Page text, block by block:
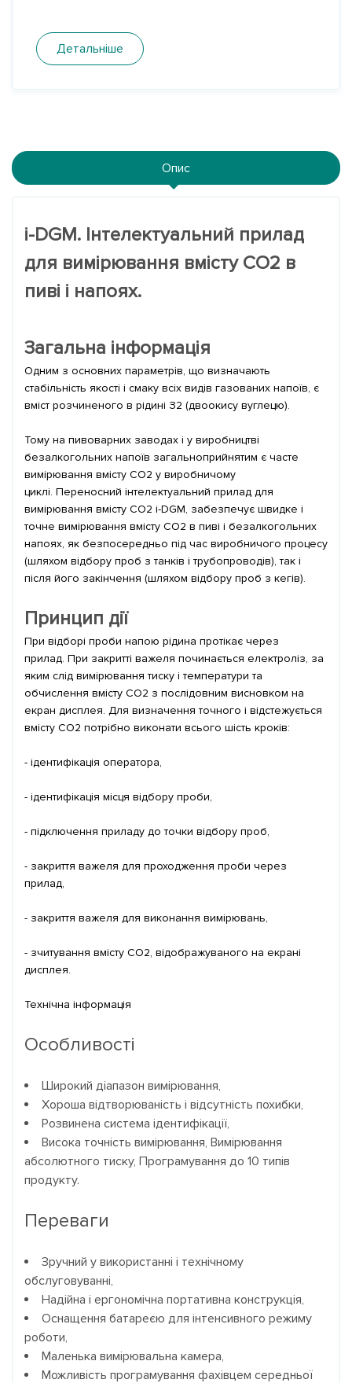
Детальніше
Опис
i-DGM. Інтелектуальний прилад
для вимірювання вмісту СО2 в
пиві і напоях.
Загальна інформація
Одним з основних параметрів, що визначають
стабільність якості і смаку всіх видів газованих напоїв, є
вміст розчиненого в рідині З2 (двоокису вуглецю).
Тому на пивоварних заводах і у виробництві
безалкогольних напоїв загальноприйнятим є часте
вимірювання вмісту СО2 у виробничому
циклі. Переносний інтелектуальний прилад для
вимірювання вмісту СО2 i-DGM, забезпечує швидке і
точне вимірювання вмісту СО2 в пиві і безалкогольних
напоях, як безпосередньо під час виробничого процесу
(шляхом відбору проб з танків і трубопроводів), так і
після його закінчення (шляхом відбору проб з кегів).
Принцип дії
При відборі проби напою рідина протікає через
прилад. При закритті важеля починається електроліз, за
яким слід вимірювання тиску і температури та
обчислення вмісту СО2 з послідовним висновком на
екран дисплея. Для визначення точного і відстежується
вмісту СО2 потрібно виконати всього шість кроків:
- ідентифікація оператора,
- ідентифікація місця відбору проби,
- підключення приладу до точки відбору проб,
- закриття важеля для проходження проби через
прилад,
- закриття важеля для виконання вимірювань,
- зчитування вмісту СО2, відображуваного на екрані
дисплея.
Технічна інформація
Особливості
Широкий діапазон вимірювання,
Хороша відтворюваність і відсутність похибки,
Розвинена система ідентифікації,
Висока точність вимірювання, Вимірювання
абсолютного тиску, Програмування до 10 типів
продукту.
Переваги
Зручний у використанні і технічному
обслуговуванні,
Надійна і ергономічна портативна конструкція,
Оснащення батареєю для інтенсивного режиму
роботи,
Маленька вимірювальна камера,
Можливість програмування фахівцем середньої